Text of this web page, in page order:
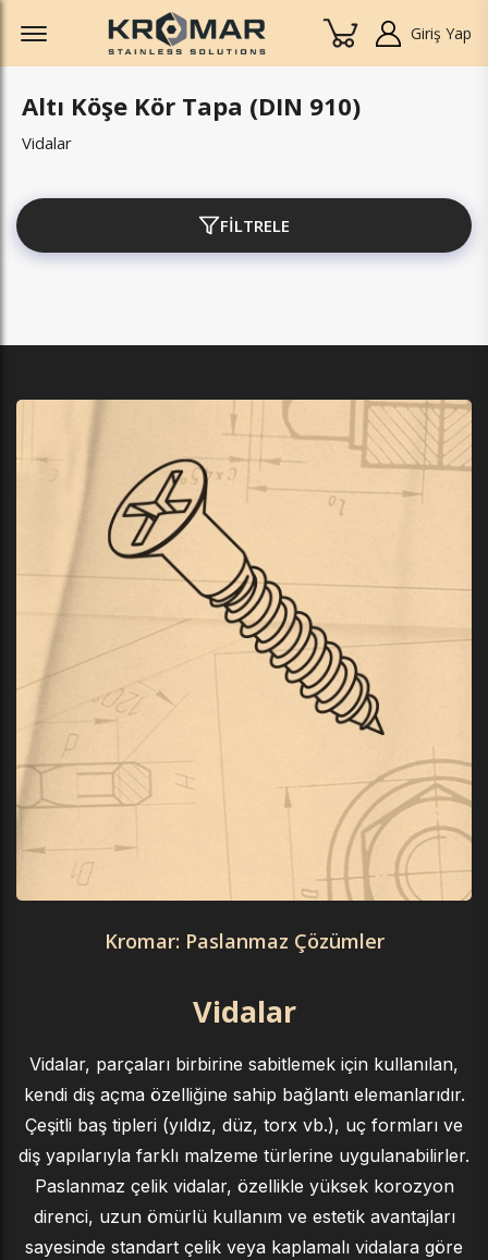
Offcanvas Menu Open
Giriş Yap
Altı Köşe Kör Tapa (DIN 910)
Vidalar
FİLTRELE
Kromar: Paslanmaz Çözümler
Vidalar
Vidalar, parçaları birbirine sabitlemek için kullanılan,
kendi diş açma özelliğine sahip bağlantı elemanlarıdır.
Çeşitli baş tipleri (yıldız, düz, torx vb.), uç formları ve
diş yapılarıyla farklı malzeme türlerine uygulanabilirler.
Paslanmaz çelik vidalar, özellikle yüksek korozyon
direnci, uzun ömürlü kullanım ve estetik avantajları
sayesinde standart çelik veya kaplamalı vidalara göre